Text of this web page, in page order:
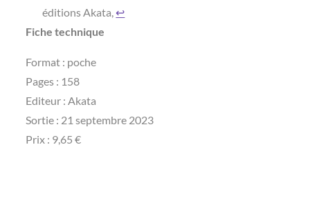
éditions Akata, ↩︎
Fiche technique
Format : poche
Pages : 158
Editeur : Akata
Sortie : 21 septembre 2023
Prix : 9,65 €